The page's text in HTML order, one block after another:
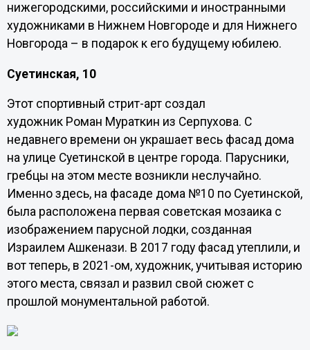
нижегородскими, российскими и иностранными
художниками в Нижнем Новгороде и для Нижнего
Новгорода – в подарок к его будущему юбилею.
Суетинская, 10
Этот спортивный стрит-арт создал
художник Роман Мураткин из Серпухова. С
недавнего времени он украшает весь фасад дома
на улице Суетинской в центре города. Парусники,
гребцы на этом месте возникли неслучайно.
Именно здесь, на фасаде дома №10 по Суетинской,
была расположена первая советская мозаика с
изображением парусной лодки, созданная
Израилем Ашкенази. В 2017 году фасад утеплили, и
вот теперь, в 2021-ом, художник, учитывая историю
этого места, связал и развил свой сюжет с
прошлой монументальной работой.